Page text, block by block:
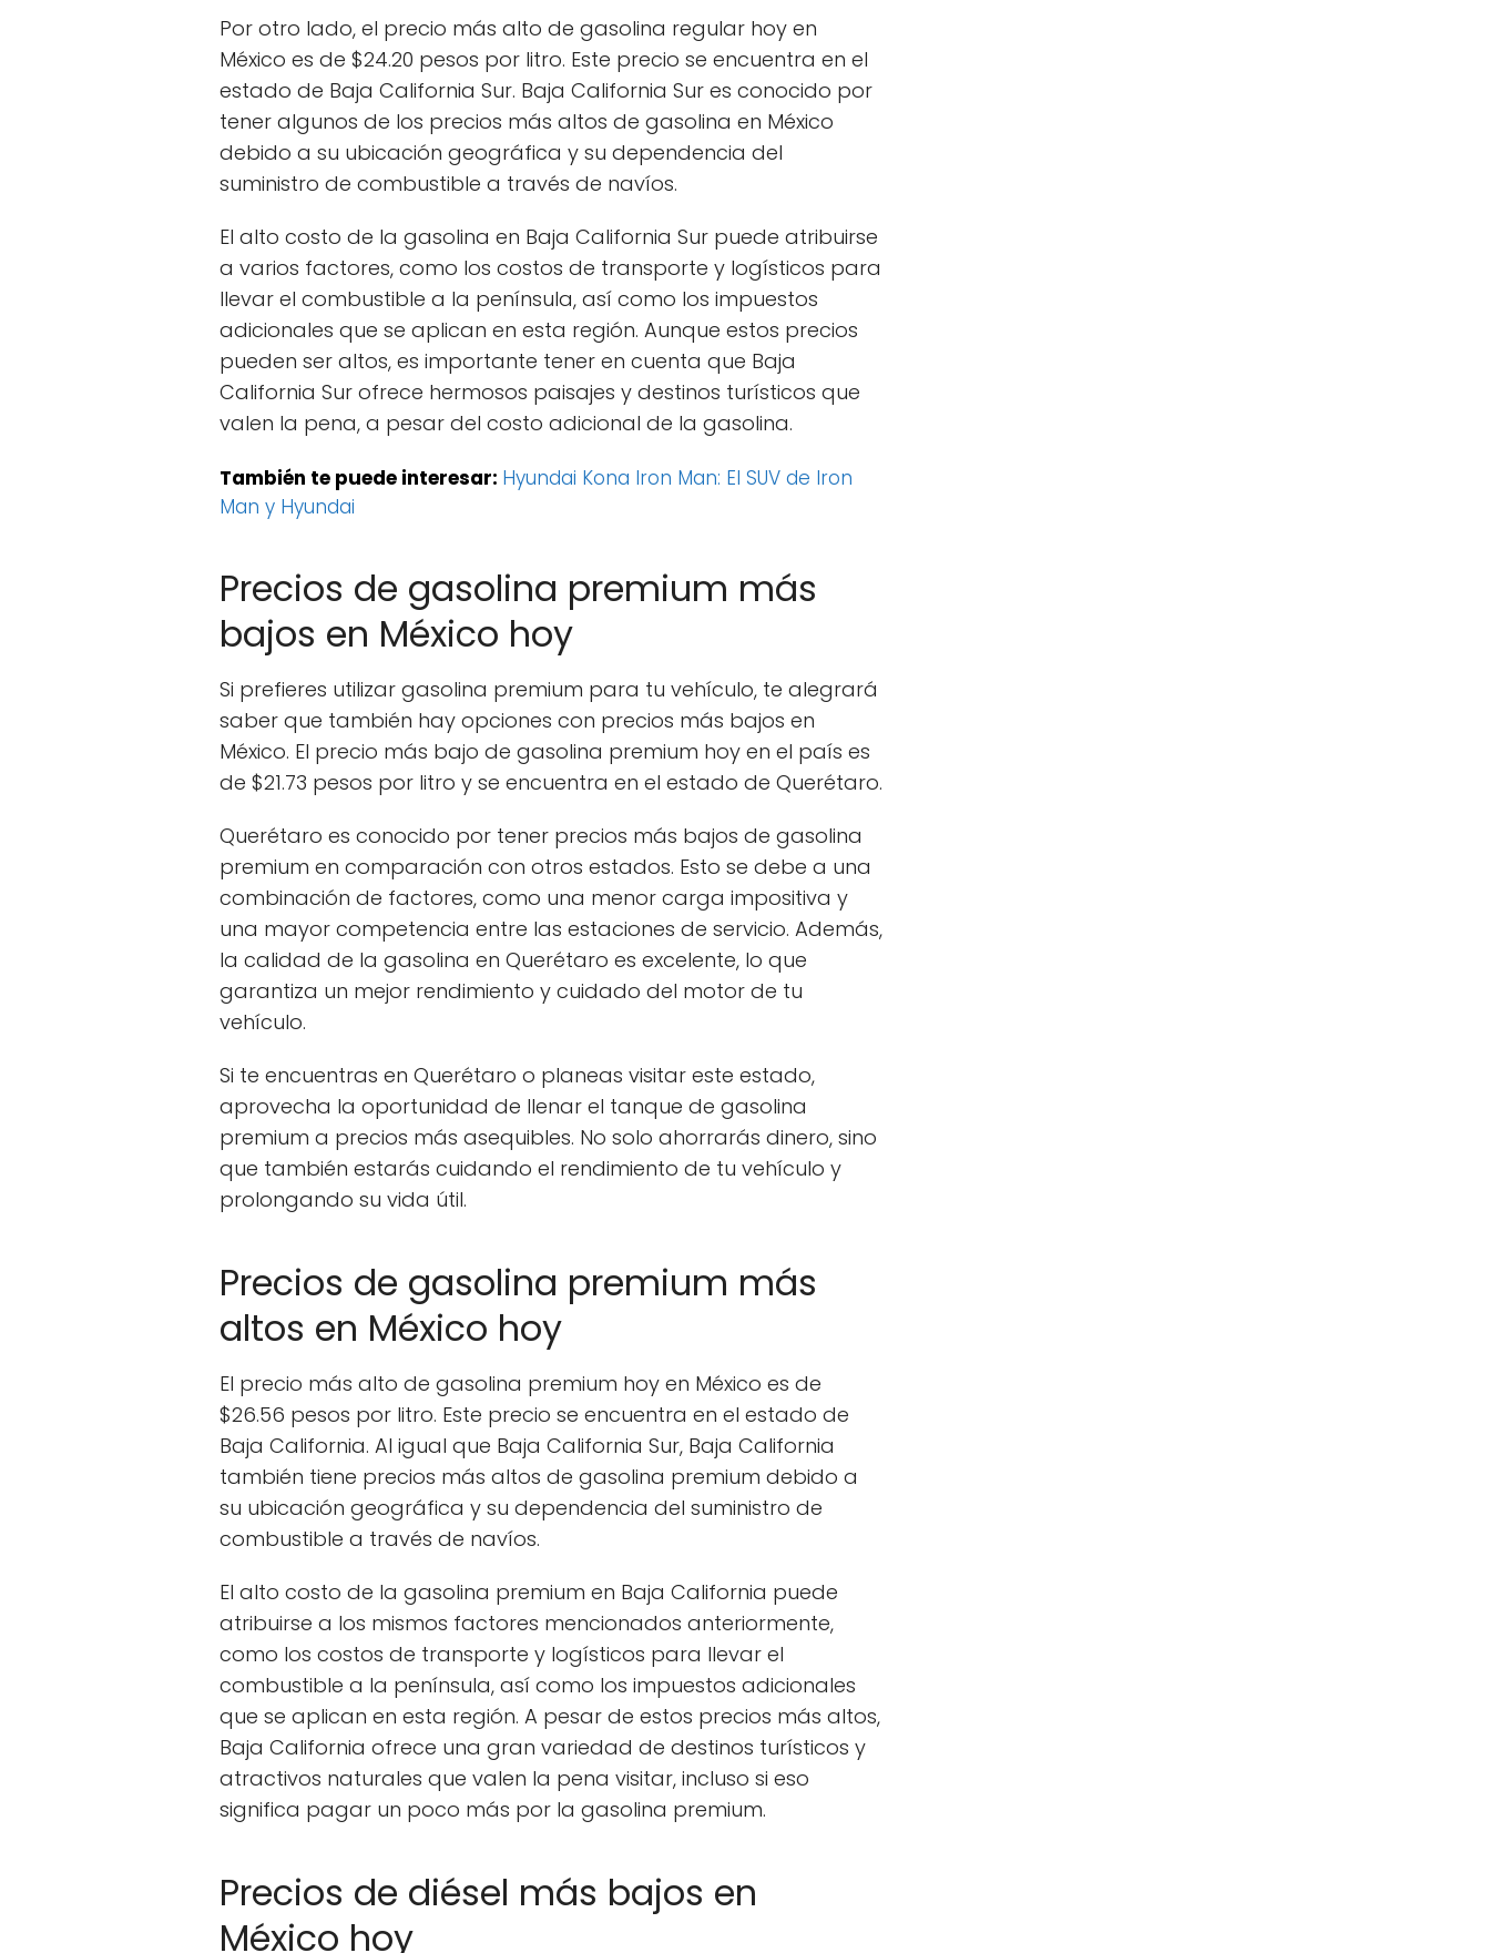
Por otro lado, el precio más alto de gasolina regular hoy en
México es de $24.20 pesos por litro. Este precio se encuentra en el
estado de Baja California Sur. Baja California Sur es conocido por
tener algunos de los precios más altos de gasolina en México
debido a su ubicación geográfica y su dependencia del
suministro de combustible a través de navíos.
El alto costo de la gasolina en Baja California Sur puede atribuirse
a varios factores, como los costos de transporte y logísticos para
llevar el combustible a la península, así como los impuestos
adicionales que se aplican en esta región. Aunque estos precios
pueden ser altos, es importante tener en cuenta que Baja
California Sur ofrece hermosos paisajes y destinos turísticos que
valen la pena, a pesar del costo adicional de la gasolina.
También te puede interesar: Hyundai Kona Iron Man: El SUV de Iron
Man y Hyundai
Precios de gasolina premium más
bajos en México hoy
Si prefieres utilizar gasolina premium para tu vehículo, te alegrará
saber que también hay opciones con precios más bajos en
México. El precio más bajo de gasolina premium hoy en el país es
de $21.73 pesos por litro y se encuentra en el estado de Querétaro.
Querétaro es conocido por tener precios más bajos de gasolina
premium en comparación con otros estados. Esto se debe a una
combinación de factores, como una menor carga impositiva y
una mayor competencia entre las estaciones de servicio. Además,
la calidad de la gasolina en Querétaro es excelente, lo que
garantiza un mejor rendimiento y cuidado del motor de tu
vehículo.
Si te encuentras en Querétaro o planeas visitar este estado,
aprovecha la oportunidad de llenar el tanque de gasolina
premium a precios más asequibles. No solo ahorrarás dinero, sino
que también estarás cuidando el rendimiento de tu vehículo y
prolongando su vida útil.
Precios de gasolina premium más
altos en México hoy
El precio más alto de gasolina premium hoy en México es de
$26.56 pesos por litro. Este precio se encuentra en el estado de
Baja California. Al igual que Baja California Sur, Baja California
también tiene precios más altos de gasolina premium debido a
su ubicación geográfica y su dependencia del suministro de
combustible a través de navíos.
El alto costo de la gasolina premium en Baja California puede
atribuirse a los mismos factores mencionados anteriormente,
como los costos de transporte y logísticos para llevar el
combustible a la península, así como los impuestos adicionales
que se aplican en esta región. A pesar de estos precios más altos,
Baja California ofrece una gran variedad de destinos turísticos y
atractivos naturales que valen la pena visitar, incluso si eso
significa pagar un poco más por la gasolina premium.
Precios de diésel más bajos en
México hoy